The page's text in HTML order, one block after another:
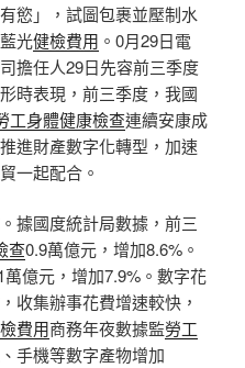
慾」，試圖包裹並壓制水
光健檢費用 。0月29日電
擔任人29日先容前三季度
時表現，前三季度，我國
工身體健康檢查連續安康成
進財產數字化轉型，加速
一起配合。
據國度統計局數據，前三
查0.9萬億元，增加8.6%。
億元，增加7.9%。數字花
收集辦事花費增速較快，
費用商務年夜數據監勞工
手機等數字產物增加